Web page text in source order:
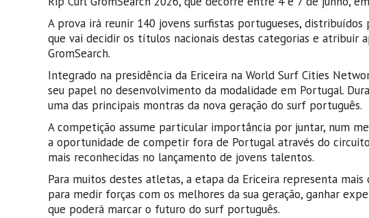
A prova irá reunir 140 jovens surfistas portugueses,
que vai decidir os títulos nacionais destas categorias e atribuir
GromSearch.
Integrado na presidência da Ericeira na World Surf Cities
seu papel no desenvolvimento da modalidade em Portugal.
uma das principais montras da nova geração do surf português.
A competição assume particular importância por juntar, num
a oportunidade de competir fora de Portugal através do
mais reconhecidas no lançamento de jovens talentos.
Para muitos destes atletas, a etapa da Ericeira representa
para medir forças com os melhores da sua geração, ganhar
que poderá marcar o futuro do surf português.